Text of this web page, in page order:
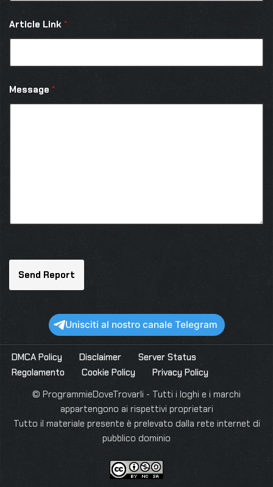
Article Link *
Message *
Unisciti al nostro canale Telegram
DMCA Policy Disclaimer
Server Status
Regolamento
Cookie Policy
Privacy Policy
© ProgrammieDoveTrovarli - Tutti i loghi e i marchi
appartengono ai rispettivi proprietari
Tutto il materiale presente è prelevato dalla rete internet di
pubblico dominio